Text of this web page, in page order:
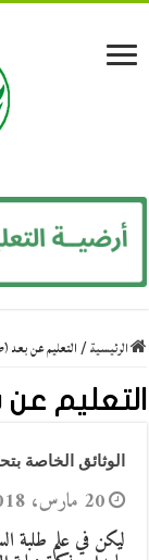
الرئيسية/التعليم عن بعد
التعليم عن
الوثائق الخاصة
20 مارس، 2018
ليكن في علم طلبة